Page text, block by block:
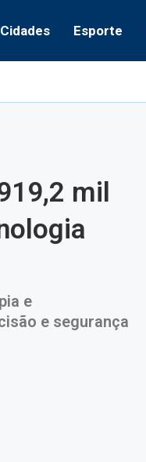
Cidades Esporte
mil
e
e segurança